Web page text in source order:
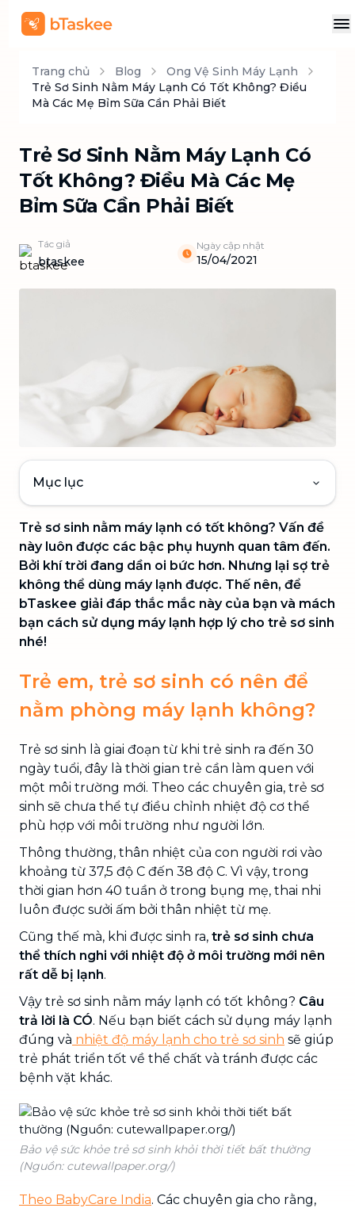
Trang chủ Blog
Ong Vệ Sinh Máy Lạnh
Trẻ Sơ Sinh Nằm Máy Lạnh Có Tốt Không? Điều
Mà Các Mẹ Bỉm Sữa Cần Phải Biết
Trẻ Sơ Sinh Nằm Máy Lạnh Có
Tốt Không? Điều Mà Các Mẹ
Bỉm Sữa Cần Phải Biết
Tác giả
btaskee
Ngày cập nhật
15/04/2021
Mục lục
Trẻ sơ sinh nằm máy lạnh có tốt không? Vấn đề
này luôn được các bậc phụ huynh quan tâm đến.
Bởi khí trời đang dần oi bức hơn. Nhưng lại sợ trẻ
không thể dùng máy lạnh được. Thế nên, để
bTaskee giải đáp thắc mắc này của bạn và mách
bạn cách sử dụng máy lạnh hợp lý cho trẻ sơ sinh
nhé!
Trẻ em, trẻ sơ sinh có nên để
nằm phòng máy lạnh không?
Trẻ sơ sinh là giai đoạn từ khi trẻ sinh ra đến 30
ngày tuổi, đây là thời gian trẻ cần làm quen với
một môi trường mới. Theo các chuyên gia, trẻ sơ
sinh sẽ chưa thể tự điều chỉnh nhiệt độ cơ thể
phù hợp với môi trường như người lớn.
Thông thường, thân nhiệt của con người rơi vào
khoảng từ 37,5 độ C đến 38 độ C. Vì vậy, trong
thời gian hơn 40 tuần ở trong bụng mẹ, thai nhi
luôn được sưởi ấm bởi thân nhiệt từ mẹ.
Cũng thế mà, khi được sinh ra, trẻ sơ sinh chưa
thể thích nghi với nhiệt độ ở môi trường mới nên
rất dễ bị lạnh.
Vậy trẻ sơ sinh nằm máy lạnh có tốt không? Câu
trả lời là CÓ. Nếu bạn biết cách sử dụng máy lạnh
đúng và nhiệt độ máy lạnh cho trẻ sơ sinh sẽ giúp
trẻ phát triển tốt về thể chất và tránh được các
bệnh vặt khác.
Bảo vệ sức khỏe trẻ sơ sinh khỏi thời tiết bất thường
(Nguồn: cutewallpaper.org/)
Theo BabyCare India. Các chuyên gia cho rằng,